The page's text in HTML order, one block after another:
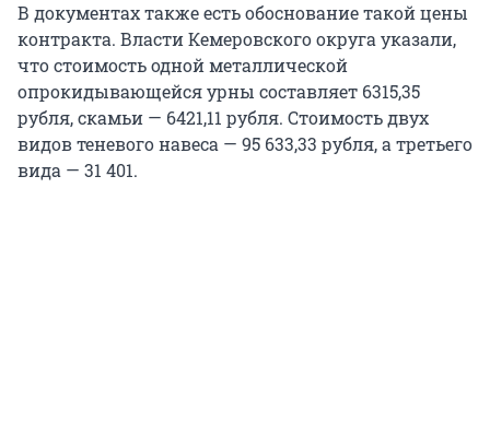
В документах также есть обоснование такой цены
контракта. Власти Кемеровского округа указали,
что стоимость одной металлической
опрокидывающейся урны составляет 6315,35
рубля, скамьи — 6421,11 рубля. Стоимость двух
видов теневого навеса — 95 633,33 рубля, а третьего
вида — 31 401.